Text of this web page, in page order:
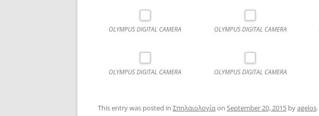
OLYMPUS DIGITAL CAMERA OLYMPUS DIGITAL CAMERA
OLYMPUS DIGITAL CAMERA OLYMPUS DIGITAL CAMERA
This entry was posted in Σπηλαιολογίαon September 20, 2015 byagelos.